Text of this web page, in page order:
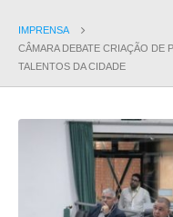
IMPRENSA
CÂMARA DEBATE CRIAÇÃO DE
TALENTOS DA CIDADE